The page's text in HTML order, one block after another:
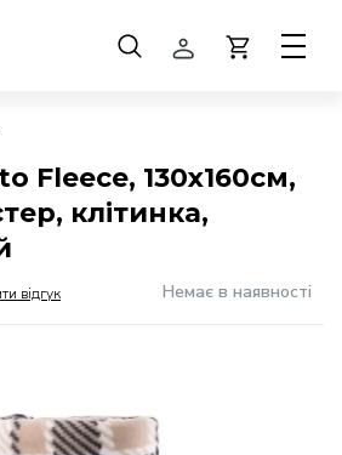
Fleece, 130x160см,
клітинка,
відгук Немає в наявності